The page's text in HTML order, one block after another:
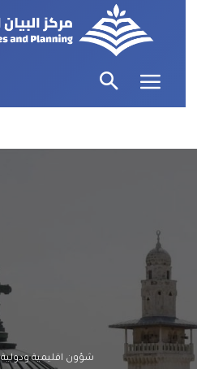
شؤون اقليمية ودولية